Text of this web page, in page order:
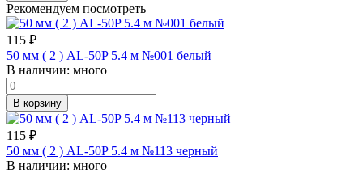
Рекомендуем посмотреть
115 ₽
50 мм ( 2 ) AL-50P 5.4 м №001 белый
В наличии: много
В корзину
115 ₽
50 мм ( 2 ) AL-50P 5.4 м №113 черный
В наличии: много